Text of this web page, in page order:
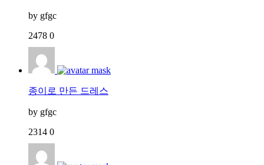
by gfgc
2478 0
종이로 만든 드레스
by gfgc
2314 0